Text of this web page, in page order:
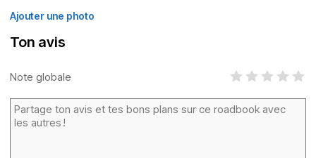
Ajouter une photo
Ton avis
Note globale